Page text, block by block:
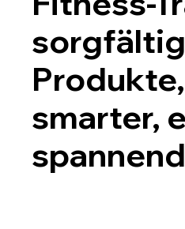
smarter,